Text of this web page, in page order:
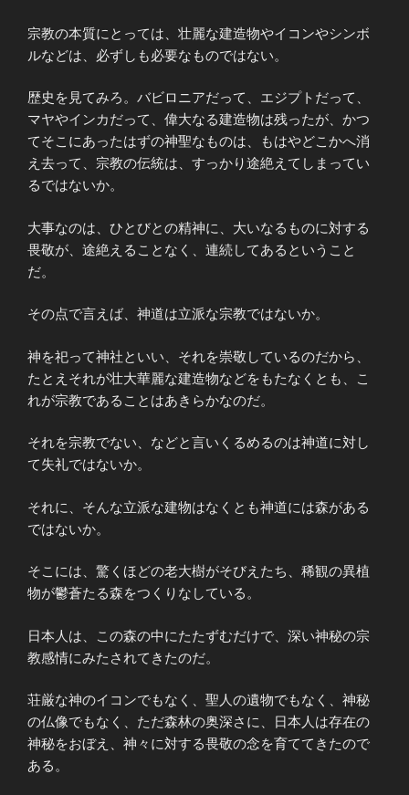
宗教の本質にとっては、壮麗な建造物やイコンやシンボ
ルなどは、必ずしも必要なものではない。
歴史を見てみろ。バビロニアだって、エジプトだって、
マヤやインカだって、偉大なる建造物は残ったが、かつ
てそこにあったはずの神聖なものは、もはやどこかへ消
え去って、宗教の伝統は、すっかり途絶えてしまってい
るではないか。
大事なのは、ひとびとの精神に、大いなるものに対する
畏敬が、途絶えることなく、連続してあるということ
だ。
その点で言えば、神道は立派な宗教ではないか。
神を祀って神社といい、それを崇敬しているのだから、
たとえそれが壮大華麗な建造物などをもたなくとも、こ
れが宗教であることはあきらかなのだ。
それを宗教でない、などと言いくるめるのは神道に対し
て失礼ではないか。
それに、そんな立派な建物はなくとも神道には森がある
ではないか。
そこには、驚くほどの老大樹がそびえたち、稀観の異植
物が鬱蒼たる森をつくりなしている。
日本人は、この森の中にたたずむだけで、深い神秘の宗
教感情にみたされてきたのだ。
荘厳な神のイコンでもなく、聖人の遺物でもなく、神秘
の仏像でもなく、ただ森林の奥深さに、日本人は存在の
神秘をおぼえ、神々に対する畏敬の念を育ててきたので
ある。